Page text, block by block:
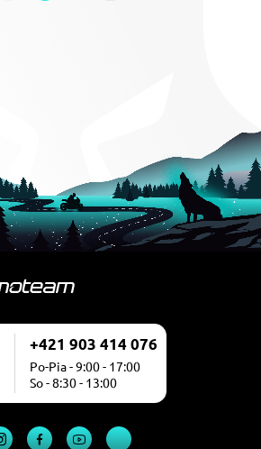
+421 903 414 076
Po-Pia - 9:00 - 17:00
So - 8:30 - 13:00